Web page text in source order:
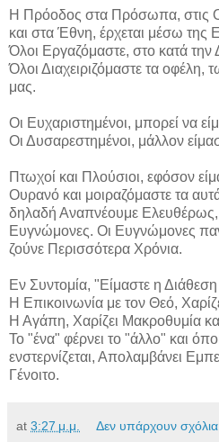
Η Πρόοδος στα Πρόσωπα, στις
και στα Έθνη, έρχεται μέσω της
Όλοι Εργαζόμαστε, στο κατά
Όλοι Διαχειριζόμαστε τα
μας.
Οι Ευχαριστημένοι, μπορεί να
Οι Δυσαρεστημένοι, μάλλον
Πτωχοί και Πλούσιοι, εφόσον
Ουρανό και μοιραζόμαστε τα
δηλαδή Αναπνέουμε Ελευθέρως,
Ευγνώμονες. Οι Ευγνώμονες
ζούνε Περισσότερα Χρόνια.
Εν Συντομία, "Είμαστε η
Η Επικοινωνία με τον Θεό,
Η Αγάπη, Χαρίζει Μακροθυμία
Το "ένα" φέρνει το "άλλο" και
ενστερνίζεται, Απολαμβάνει
Γένοιτο.
at 3:27 μ.μ. Δεν υπάρχουν